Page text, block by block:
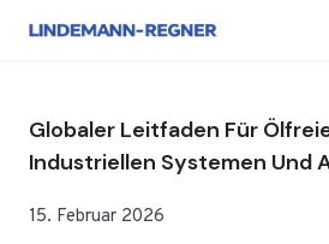
Inhalt
Globaler Leitfaden Für
Industriellen Systemen Und
15. Februar 2026